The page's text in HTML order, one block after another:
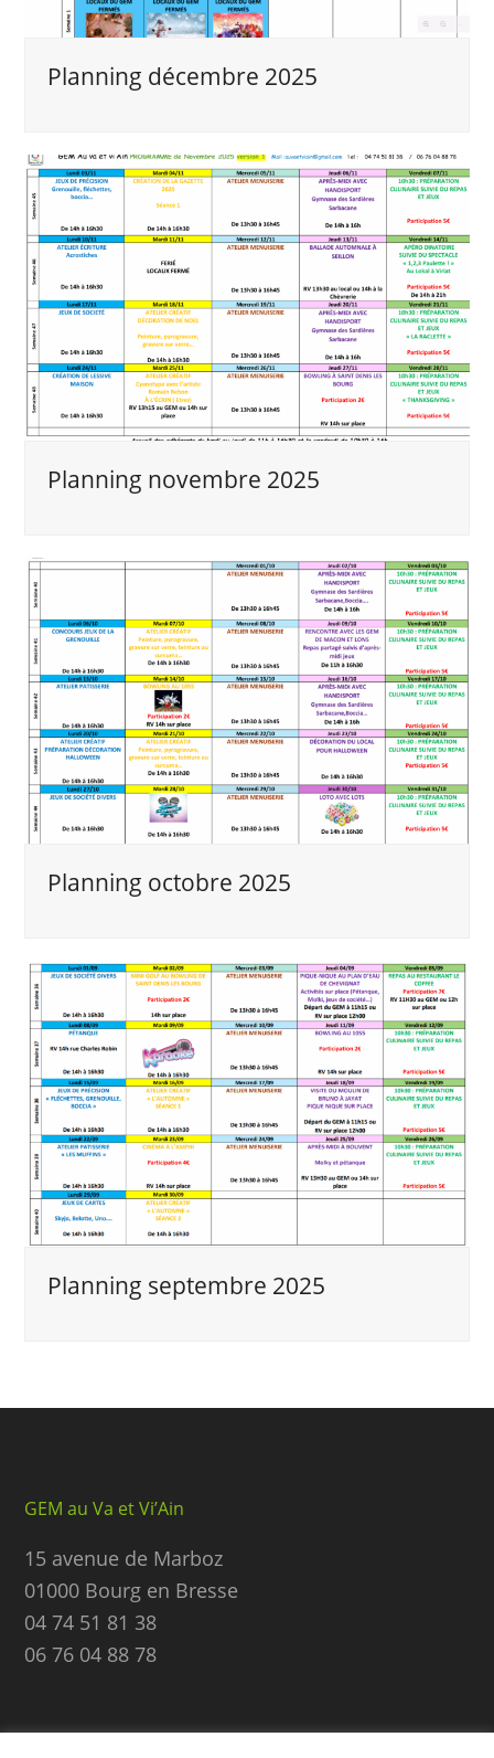
Planning décembre 2025
Planning novembre 2025
Planning octobre 2025
Planning septembre 2025
GEM au Va et Vi’Ain
15 avenue de Marboz
01000 Bourg en Bresse
04 74 51 81 38
06 76 04 88 78